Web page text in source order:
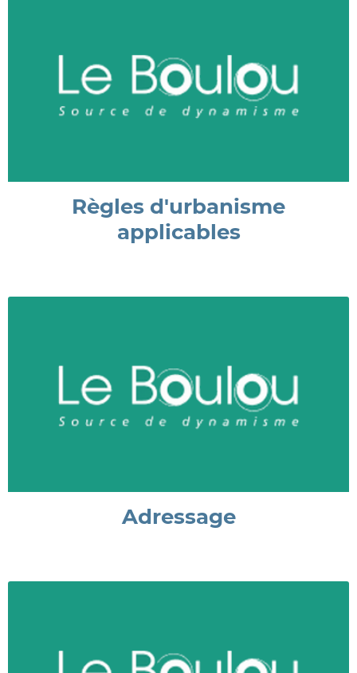
Règles d'urbanisme
applicables
Adressage